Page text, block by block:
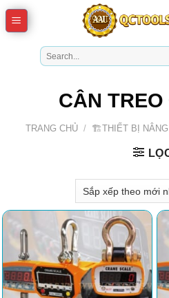
Skip
Tìm
kiếm:
CÂN
TRANG CHỦ / 🏗️THIẾT BỊ